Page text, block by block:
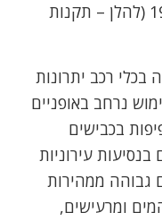
לתקנות התעבורה התשכ"א-1961 (להלן – תקנות
בכלי רכב יתרונות
נרחב באופניים
בכבישים
עירוניות
גבוהה ממהירות
ומרעישים,